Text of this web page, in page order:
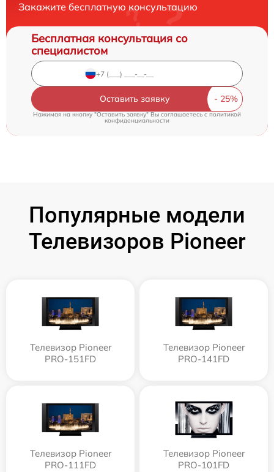
Закажите бесплатную консультацию
Бесплатная консультация со
специалистом
Оставить заявку
Нажимая на кнопку "Оставить заявку" Вы соглашаетесь c политикой
конфиденциальности
Популярные модели
Телевизоров Pioneer
Телевизор Pioneer
PRO-151FD
Телевизор Pioneer
PRO-141FD
Телевизор Pioneer
PRO-111FD
Телевизор Pioneer
PRO-101FD